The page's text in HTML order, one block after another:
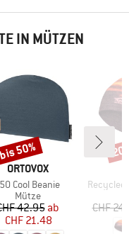
IN MÜTZEN
MARKE
ORTOVOX
Cool Beanie
Produktgruppe
Mütze
Preis
42.95
reduzierter Preis
ab
CHF 21.48
50%
Artikel
Recycled
CHF